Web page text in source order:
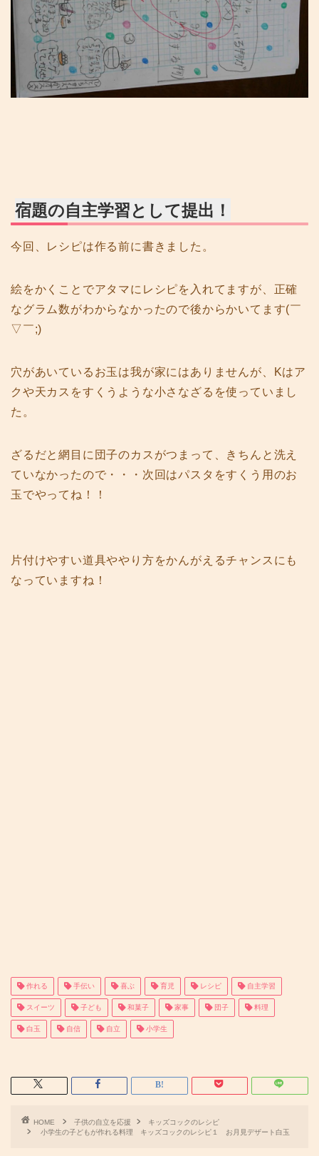
宿題の自主学習として提出！
今回、レシピは作る前に書きました。
絵をかくことでアタマにレシピを入れてますが、正確
なグラム数がわからなかったので後からかいてます(￣
▽￣;)
穴があいているお玉は我が家にはありませんが、Kはア
クや天カスをすくうような小さなざるを使っていまし
た。
ざるだと網目に団子のカスがつまって、きちんと洗え
ていなかったので・・・次回はパスタをすくう用のお
玉でやってね！！
片付けやすい道具ややり方をかんがえるチャンスにも
なっていますね！
作れる 手伝い 喜ぶ 育児 レシピ 自主学習
スイーツ 子ども 和菓子 家事 団子 料理
白玉 自信 自立 小学生
HOME 子供の自立を応援
キッズコックのレシピ
小学生の子どもが作れる料理 キッズコックのレシピ１ お月見デザート白玉